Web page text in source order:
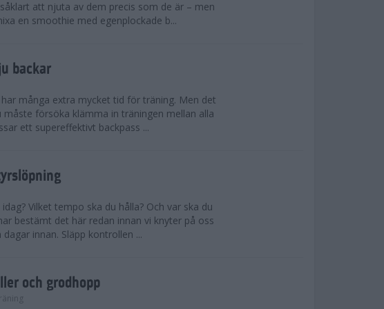
att njuta av dem precis som de är – men
en smoothie med egenplockade b...
backar
många extra mycket tid för träning. Men det
måste försöka klämma in träningen mellan alla
ett supereffektivt backpass ...
Vilket tempo ska du hålla? Och var ska du
bestämt det här redan innan vi knyter på oss
innan. Släpp kontrollen ...
och grodhopp